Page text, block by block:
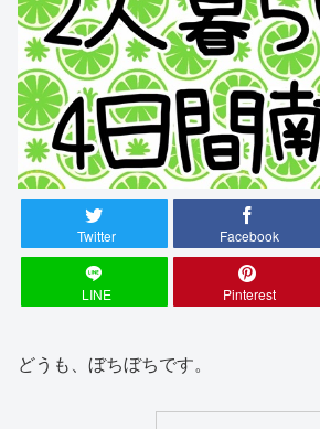
Twitter Facebook
LINE Pinterest
どうも、ぼちぼちです。